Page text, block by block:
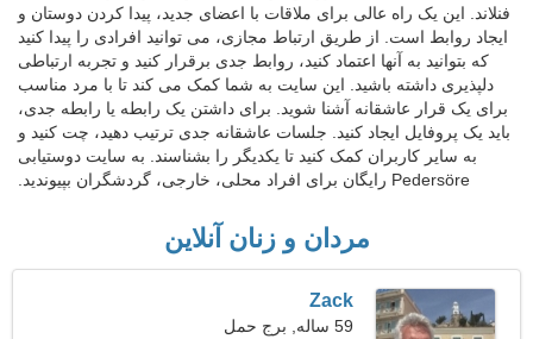
فنلاند. این یک راه عالی برای ملاقات با اعضای جدید، پیدا کردن دوستان و
ایجاد روابط است. از طریق ارتباط مجازی، می توانید افرادی را پیدا کنید
که بتوانید به آنها اعتماد کنید، روابط جدی برقرار کنید و تجربه ارتباطی
دلپذیری داشته باشید. این سایت به شما کمک می کند تا با مرد مناسب
برای یک قرار عاشقانه آشنا شوید. برای داشتن یک رابطه یا رابطه جدی،
باید یک پروفایل ایجاد کنید. جلسات عاشقانه جدی ترتیب دهید، چت کنید و
به سایر کاربران کمک کنید تا یکدیگر را بشناسند. به سایت دوستیابی
Pedersöre رایگان برای افراد محلی، خارجی، گردشگران بپیوندید.
مردان و زنان آنلاین
Zack
59 ساله, برج حمل